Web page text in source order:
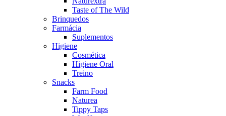
Taste of The Wild
Brinquedos
Farmácia
Suplementos
Higiene
Cosmética
Higiene Oral
Treino
Snacks
Farm Food
Naturea
Tippy Taps